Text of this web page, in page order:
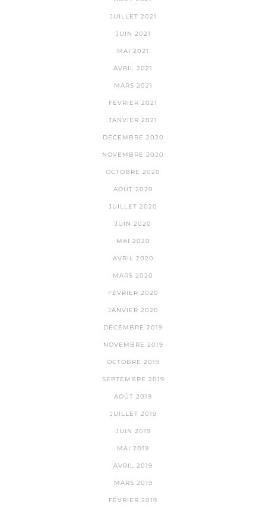
JUILLET 2021
JUIN 2021
MAI 2021
AVRIL 2021
MARS 2021
FÉVRIER 2021
JANVIER 2021
DÉCEMBRE 2020
NOVEMBRE 2020
OCTOBRE 2020
AOÛT 2020
JUILLET 2020
JUIN 2020
MAI 2020
AVRIL 2020
MARS 2020
FÉVRIER 2020
JANVIER 2020
DÉCEMBRE 2019
NOVEMBRE 2019
OCTOBRE 2019
SEPTEMBRE 2019
AOÛT 2019
JUILLET 2019
JUIN 2019
MAI 2019
AVRIL 2019
MARS 2019
FÉVRIER 2019